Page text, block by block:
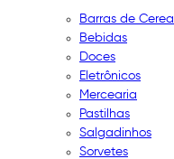
Barras de Cereal
Bebidas
Doces
Eletrônicos
Mercearia
Pastilhas
Salgadinhos
Sorvetes